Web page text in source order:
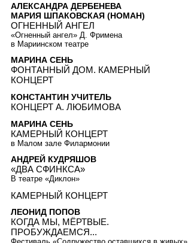
АЛЕКСАНДРА ДЕРБЕНЕВА
МАРИЯ ШПАКОВСКАЯ (НОМАН)
ОГНЕННЫЙ АНГЕЛ
«Огненный ангел» Д. Фримена
в Мариинском театре
МАРИНА СЕНЬ
ФОНТАННЫЙ ДОМ. КАМЕРНЫЙ
КОНЦЕРТ
КОНСТАНТИН УЧИТЕЛЬ
КОНЦЕРТ А. ЛЮБИМОВА
МАРИНА СЕНЬ
КАМЕРНЫЙ КОНЦЕРТ
в Малом зале Филармонии
АНДРЕЙ КУДРЯШОВ
«ДВА СФИНКСА»
В театре «Диклон»
КАМЕРНЫЙ КОНЦЕРТ
ЛЕОНИД ПОПОВ
КОГДА МЫ, МЁРТВЫЕ.
ПРОБУЖДАЕМСЯ...